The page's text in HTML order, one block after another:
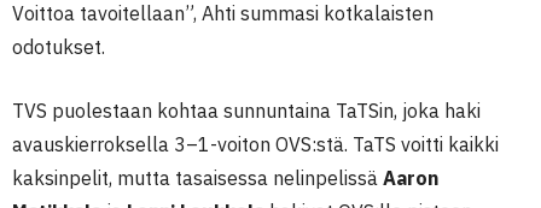
Voittoa tavoitellaan”, Ahti summasi kotkalaisten
odotukset.
TVS puolestaan kohtaa sunnuntaina TaTSin, joka haki
avauskierroksella 3–1-voiton OVS:stä. TaTS voitti kaikki
kaksinpelit, mutta tasaisessa nelinpelissä Aaron